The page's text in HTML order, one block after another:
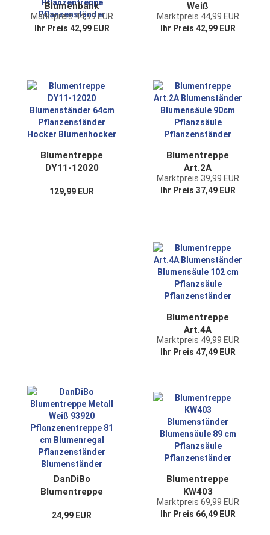
Blumenbank
Outdoor/ Indoor
Kräuterregal Balkon
Blumentreppe
Pflanzentreppe
Pflanzenständer
Marktpreis 44,99 EUR
Ihr Preis 42,99 EUR
Weiß
Blumenständer
75cm Blumenregal
Marktpreis 44,99 EUR
Ihr Preis 42,99 EUR
Blumentreppe
DY11-12020
64cm
129,99 EUR
Blumentreppe
Art.2A
Blumenständer
Blumensäule 90cm
Marktpreis 39,99 EUR
Ihr Preis 37,49 EUR
Blumentreppe
Art.4A
Blumenständer
Blumensäule 102
Marktpreis 49,99 EUR
Ihr Preis 47,49 EUR
DanDiBo
Blumentreppe
Pflanzenentreppe
24,99 EUR
Blumentreppe
KW403
Blumenständer
Blumensäule 89 cm
Marktpreis 69,99 EUR
Ihr Preis 66,49 EUR